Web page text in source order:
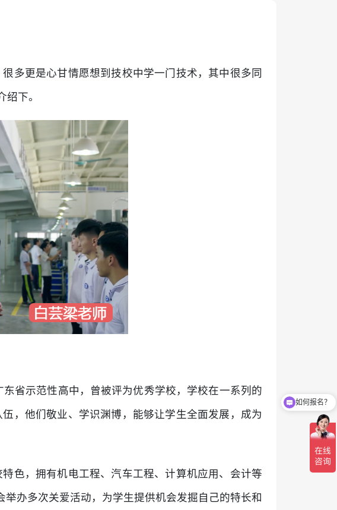
多更是心甘情愿想到技校中学一门技术，其中很多同
下。
省示范性高中，曾被评为优秀学校，学校在一系列的
，他们敬业、学识渊博，能够让学生全面发展，成为
色，拥有机电工程、汽车工程、计算机应用、会计等
办多次关爱活动，为学生提供机会发掘自己的特长和
如何报名？